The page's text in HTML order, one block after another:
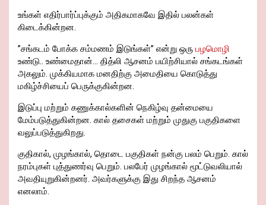
உங்கள் எதிர்பார்ப்புக்கும் அதிகமாகவே இதில் பலன்கள்
கிடைக்கின்றன.
”சங்கடம் போக்க சம்மணம் இடுங்கள்” என்று ஒரு பழமொழி
உண்டு.. உண்மைதான்… தித்லி ஆசனம் பயிற்சியால் சங்கடங்கள்
அகலும். முக்கியமாக மனதிற்கு அமைதியை கொடுத்து
மகிழ்ச்சியைப் பெருக்குகின்றன.
இடுப்பு மற்றும் கணுக்கால்களின் நெகிழ்வு தன்மையை
மேம்படுத்துகின்றன. கால் தசைகள் மற்றும் முதுகு பகுதிகளை
வலுப்படுத்துகிறது.
குதிகால், முழங்கால், தொடை பகுதிகள் நன்கு பலம் பெறும். கால்
நரம்புகள் புத்துணர்வு பெறும். பலபேர் முழங்கால் மூட்டுவலியால்
அவதியுறுகின்றனர். அவர்களுக்கு இது சிறந்த ஆசனம்
எனலாம்.